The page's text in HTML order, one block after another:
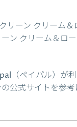
リーン クリーム
ン クリーム＆ロ
（ペイパル）が
公式サイトを参